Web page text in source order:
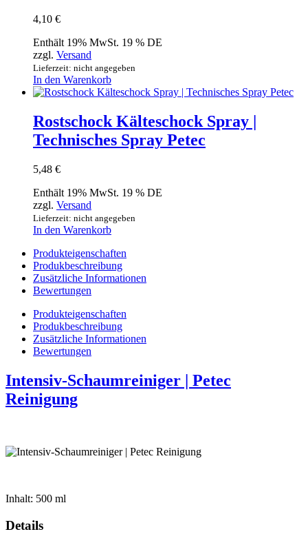
4,10 €
Enthält 19% MwSt. 19 % DE
zzgl. Versand
Lieferzeit: nicht angegeben
In den Warenkorb
Rostschock Kälteschock Spray |
Technisches Spray Petec
5,48 €
Enthält 19% MwSt. 19 % DE
zzgl. Versand
Lieferzeit: nicht angegeben
In den Warenkorb
Produkteigenschaften
Produkbeschreibung
Zusätzliche Informationen
Bewertungen
Produkteigenschaften
Produkbeschreibung
Zusätzliche Informationen
Bewertungen
Intensiv-Schaumreiniger | Petec
Reinigung
Inhalt: 500 ml
Details